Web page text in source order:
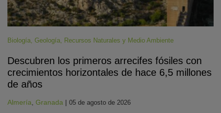
Biología Geología Recursos Naturales y Medio Ambiente
Descubren los primeros arrecifes fósiles con
crecimientos horizontales de hace 6,5 millones
de años
Almería Granada | 05 de agosto de 2026